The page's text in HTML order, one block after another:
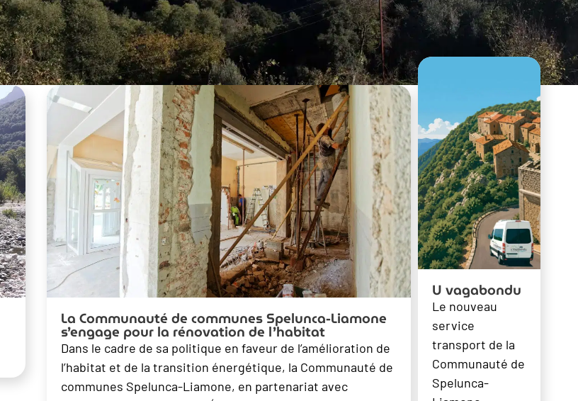
La Communauté de communes Spelunca-Liamone
s’engage pour la rénovation de l’habitat
Dans le cadre de sa politique en faveur de l’amélioration de
l’habitat et de la transition énergétique, la Communauté de
communes Spelunca-Liamone, en partenariat avec
U vagabondu
Le nouveau
service
transport de la
Communauté de
Spelunca-